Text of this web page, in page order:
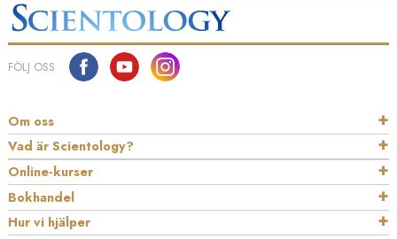
FÖLJ OSS
Om oss
Vad är Scientology?
Online-kurser
Bokhandel
Hur vi hjälper